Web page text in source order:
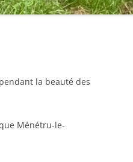
la beauté des
Ménétru-le-